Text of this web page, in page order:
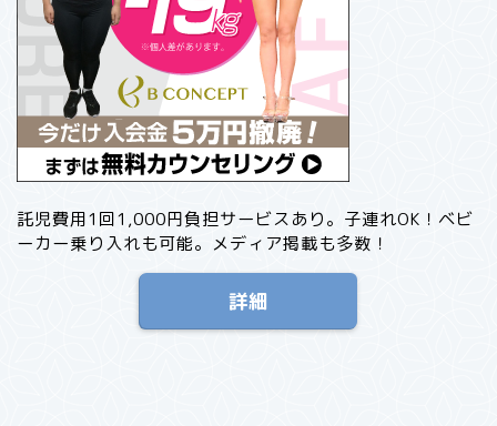
託児費用1回1,000円負担サービスあり。子連れOK！ベビ
ーカー乗り入れも可能。メディア掲載も多数！
詳細